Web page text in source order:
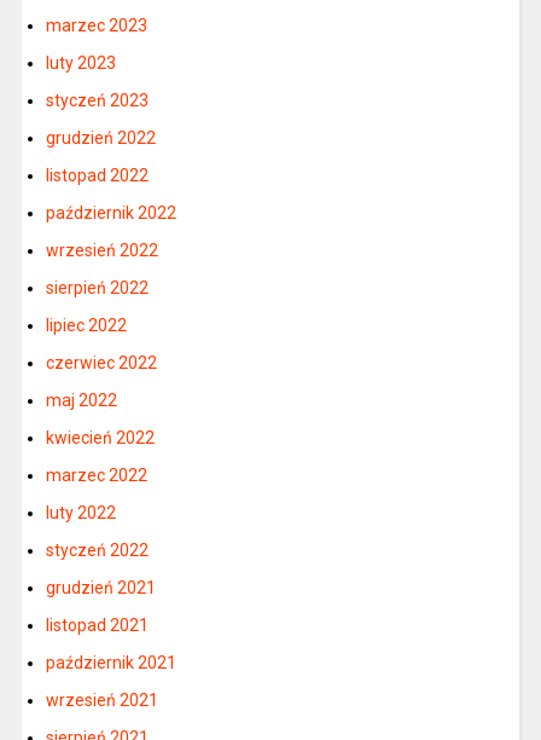
marzec 2023
luty 2023
styczeń 2023
grudzień 2022
listopad 2022
październik 2022
wrzesień 2022
sierpień 2022
lipiec 2022
czerwiec 2022
maj 2022
kwiecień 2022
marzec 2022
luty 2022
styczeń 2022
grudzień 2021
listopad 2021
październik 2021
wrzesień 2021